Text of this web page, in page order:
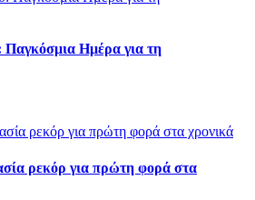
Παγκόσμια Ημέρα για τη
ρεκόρ για πρώτη φορά στα